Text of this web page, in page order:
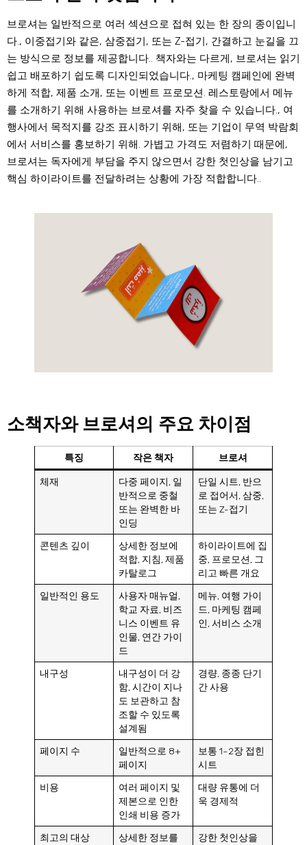
브로셔는 일반적으로 여러 섹션으로 접혀 있는 한 장의 종이입니
다., 이중접기와 같은, 삼중접기, 또는 Z-접기, 간결하고 눈길을 끄
는 방식으로 정보를 제공합니다.. 책자와는 다르게, 브로셔는 읽기
쉽고 배포하기 쉽도록 디자인되었습니다., 마케팅 캠페인에 완벽
하게 적합, 제품 소개, 또는 이벤트 프로모션. 레스토랑에서 메뉴
를 소개하기 위해 사용하는 브로셔를 자주 찾을 수 있습니다., 여
행사에서 목적지를 강조 표시하기 위해, 또는 기업이 무역 박람회
에서 서비스를 홍보하기 위해. 가볍고 가격도 저렴하기 때문에,
브로셔는 독자에게 부담을 주지 않으면서 강한 첫인상을 남기고
핵심 하이라이트를 전달하려는 상황에 가장 적합합니다..
소책자와 브로셔의 주요 차이점
특징 작은 책자 브로셔
체재
다중 페이지, 일
반적으로 중철
또는 완벽한 바
인딩
단일 시트, 반으
로 접어서, 삼중,
또는 Z-접기
콘텐츠 깊이
상세한 정보에
적합, 지침, 제품
카탈로그
하이라이트에 집
중, 프로모션, 그
리고 빠른 개요
일반적인 용도
사용자 매뉴얼,
학교 자료, 비즈
니스 이벤트 유
인물, 연간 가이
드
메뉴, 여행 가이
드, 마케팅 캠페
인, 서비스 소개
내구성
내구성이 더 강
함, 시간이 지나
도 보관하고 참
조할 수 있도록
설계됨
경량, 종종 단기
간 사용
페이지 수
일반적으로 8+
페이지
보통 1~2장 접힌
시트
비용
여러 페이지 및
제본으로 인한
인쇄 비용 증가
대량 유통에 더
욱 경제적
최고의 대상
상세한 정보를
강한 첫인상을